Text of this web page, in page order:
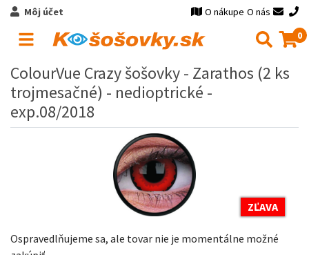
Môj účet O nákupe O nás
0
ColourVue Crazy šošovky - Zarathos (2 ks
trojmesačné) - nedioptrické -
exp.08/2018
ZĽAVA
Ospravedlňujeme sa, ale tovar nie je momentálne možné